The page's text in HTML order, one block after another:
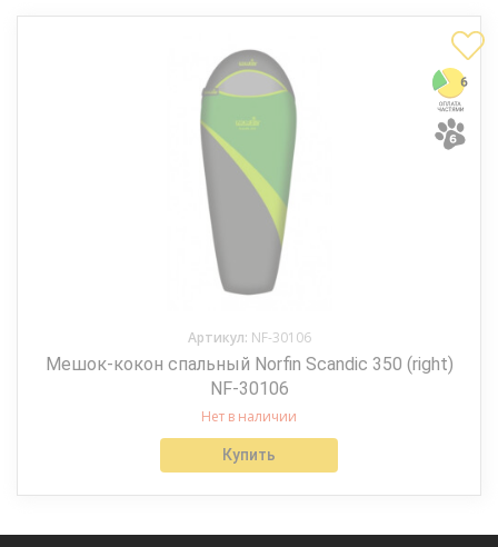
Артикул: NF-30106
Мешок-кокон спальный Norfin Scandic 350 (right)
NF-30106
Нет в наличии
Купить